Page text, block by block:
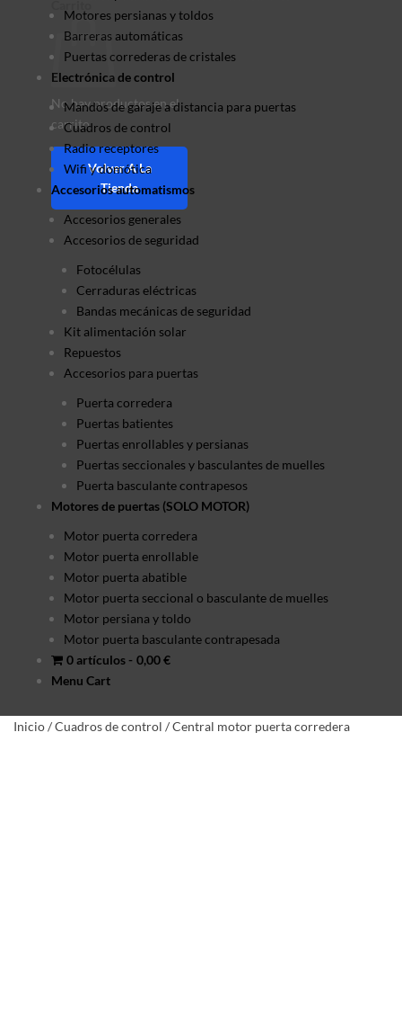
No hay productos en el
carrito.
Volver A La
Tienda
Motores persianas y toldos
Barreras automáticas
Puertas correderas de cristales
Electrónica de control
Mandos de garaje a distancia para puertas
Cuadros de control
Radio receptores
Wifi y domótica
Accesorios automatismos
Accesorios generales
Accesorios de seguridad
Fotocélulas
Cerraduras eléctricas
Bandas mecánicas de seguridad
Kit alimentación solar
Repuestos
Accesorios para puertas
Puerta corredera
Puertas batientes
Puertas enrollables y persianas
Puertas seccionales y basculantes de muelles
Puerta basculante contrapesos
Motores de puertas (SOLO MOTOR)
Motor puerta corredera
Motor puerta enrollable
Motor puerta abatible
Motor puerta seccional o basculante de muelles
Motor persiana y toldo
Motor puerta basculante contrapesada
0 artículos
0,00 €
Menu Cart
Inicio/Cuadros de control /Central motor puerta corredera